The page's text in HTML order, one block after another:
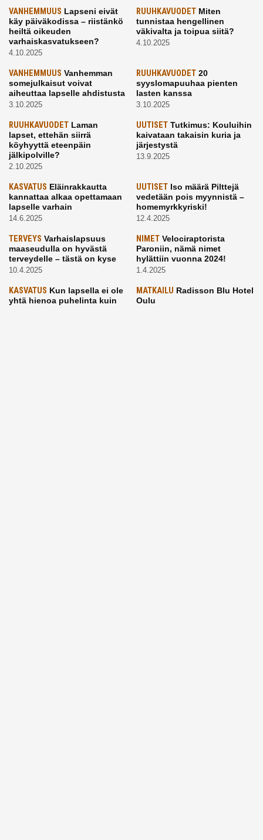
VANHEMMUUS Lapseni eivät
käy päiväkodissa – riistänkö
heiltä oikeuden
varhaiskasvatukseen?
4.10.2025
RUUHKAVUODETMiten
tunnistaa hengellinen
väkivalta ja toipua siitä?
4.10.2025
VANHEMMUUS Vanhemman
somejulkaisut voivat
aiheuttaa lapselle ahdistusta
3.10.2025
RUUHKAVUODET20
syyslomapuuhaa pienten
lasten kanssa
3.10.2025
RUUHKAVUODET Laman
lapset, ettehän siirrä
köyhyyttä eteenpäin
jälkipolville?
2.10.2025
UUTISETTutkimus: Kouluihin
kaivataan takaisin kuria ja
järjestystä
13.9.2025
KASVATUS Eläinrakkautta
kannattaa alkaa opettamaan
lapselle varhain
14.6.2025
UUTISETIso määrä Pilttejä
vedetään pois myynnistä –
homemyrkkyriski!
12.4.2025
TERVEYS Varhaislapsuus
maaseudulla on hyvästä
terveydelle – tästä on kyse
10.4.2025
NIMETVelociraptorista
Paroniin, nämä nimet
hylättiin vuonna 2024!
1.4.2025
KASVATUS Kun lapsella ei ole
yhtä hienoa puhelinta kuin
MATKAILU Radisson Blu Hotel
Oulu